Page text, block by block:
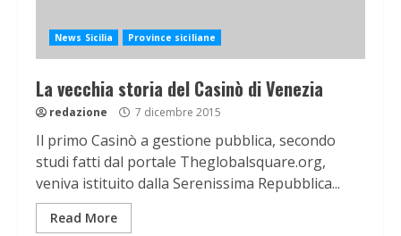
News Sicilia Province siciliane
La vecchia storia del Casinò di Venezia
redazione 7 dicembre 2015
Il primo Casinò a gestione pubblica, secondo
studi fatti dal portale Theglobalsquare.org,
veniva istituito dalla Serenissima Repubblica...
Read More